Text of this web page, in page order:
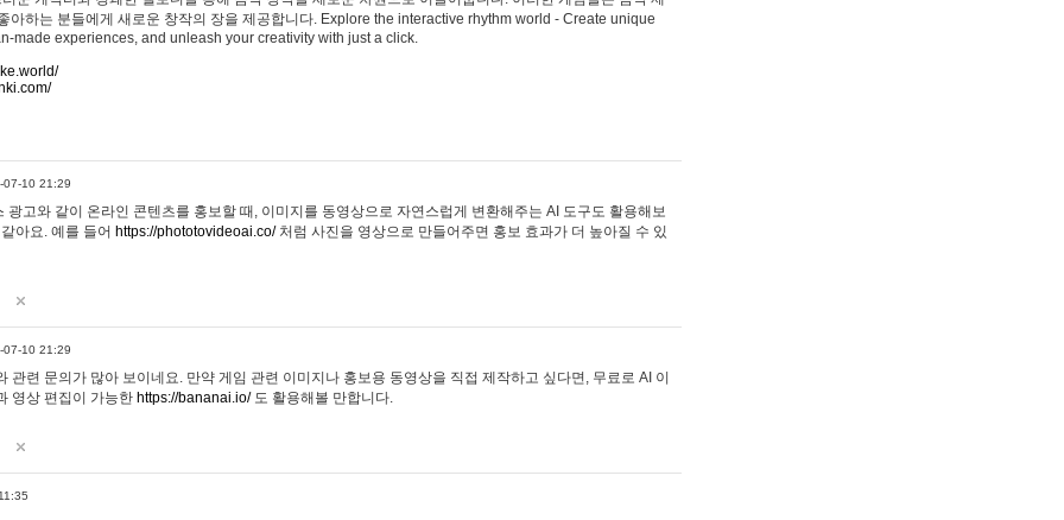
아하는 분들에게 새로운 창작의 장을 제공합니다. Explore the interactive rhythm world - Create unique
made experiences, and unleash your creativity with just a click.
07-10 21:29
광고와 같이 온라인 콘텐츠를 홍보할 때, 이미지를 동영상으로 자연스럽게 변환해주는 AI 도구도 활용해보
아요. 예를 들어 https://phototovideoai.co/처럼 사진을 영상으로 만들어주면 홍보 효과가 더 높아질 수 있
07-10 21:29
관련 문의가 많아 보이네요. 만약 게임 관련 이미지나 홍보용 동영상을 직접 제작하고 싶다면, 무료로 AI 이
영상 편집이 가능한 https://bananai.io/도 활용해볼 만합니다.